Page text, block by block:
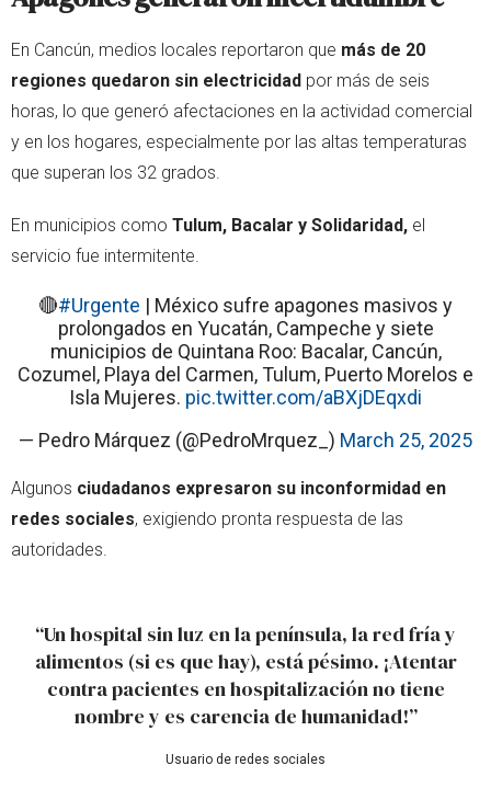
En Cancún, medios locales reportaron que más de 20
regiones quedaron sin electricidad por más de seis
horas, lo que generó afectaciones en la actividad comercial
y en los hogares, especialmente por las altas temperaturas
que superan los 32 grados.
En municipios como Tulum, Bacalar y Solidaridad, el
servicio fue intermitente.
🔴#Urgente | México sufre apagones masivos y
prolongados en Yucatán, Campeche y siete
municipios de Quintana Roo: Bacalar, Cancún,
Cozumel, Playa del Carmen, Tulum, Puerto Morelos e
Isla Mujeres. pic.twitter.com/aBXjDEqxdi
— Pedro Márquez (@PedroMrquez_) March 25, 2025
Algunos ciudadanos expresaron su inconformidad en
redes sociales, exigiendo pronta respuesta de las
autoridades.
“Un hospital sin luz en la península, la red fría y
alimentos (si es que hay), está pésimo. ¡Atentar
contra pacientes en hospitalización no tiene
nombre y es carencia de humanidad!”
Usuario de redes sociales